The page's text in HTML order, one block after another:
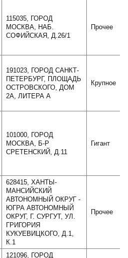
115035, ГОРОД
МОСКВА, НАБ.
СОФИЙСКАЯ, Д.26/1
Прочее
191023, ГОРОД САНКТ-
ПЕТЕРБУРГ, ПЛОЩАДЬ
ОСТРОВСКОГО, ДОМ
2А, ЛИТЕРА А
Крупное
101000, ГОРОД
МОСКВА, Б-Р
СРЕТЕНСКИЙ, Д.11
Гигант
628415, ХАНТЫ-
МАНСИЙСКИЙ
АВТОНОМНЫЙ ОКРУГ -
ЮГРА АВТОНОМНЫЙ
ОКРУГ, Г. СУРГУТ, УЛ.
ГРИГОРИЯ
КУКУЕВИЦКОГО, Д.1,
К.1
Прочее
121096, ГОРОД